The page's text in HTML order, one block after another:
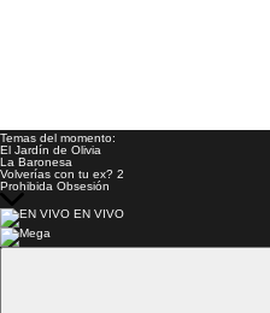
Temas del momento:
El Jardín de Olivia
La Baronesa
Volverías con tu ex? 2
Prohibida Obsesión
EN VIVO